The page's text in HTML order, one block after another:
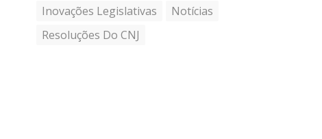
Inovações Legislativas
Notícias
Resoluções Do CNJ